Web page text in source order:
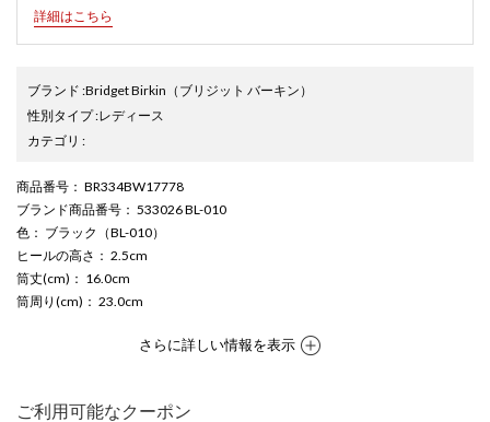
詳細はこちら
ブランド :Bridget Birkin （ブリジット バーキン）
性別タイプ:レディース
カテゴリ :
商品番号 ： BR334BW17778
ブランド商品番号 ： 533026 BL-010
色 ： ブラック（BL-010）
ヒールの高さ ： 2.5cm
筒丈(cm) ： 16.0cm
筒周り(cm) ： 23.0cm
さらに詳しい情報を表示
ご利用可能なクーポン